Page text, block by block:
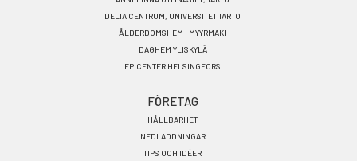
DELTA CENTRUM, UNIVERSITET TARTO
ÅLDERDOMSHEM I MYYRMÄKI
DAGHEM YLISKYLÄ
EPICENTER HELSINGFORS
FÖRETAG
HÅLLBARHET
NEDLADDNINGAR
TIPS OCH IDÉER